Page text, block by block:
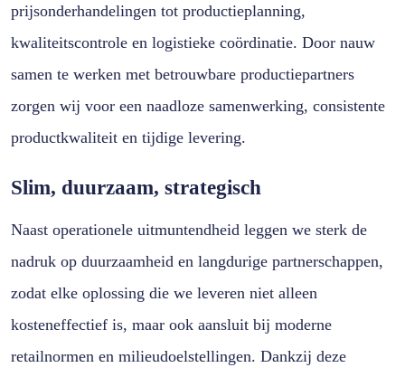
prijsonderhandelingen tot productieplanning,
kwaliteitscontrole en logistieke coördinatie. Door nauw
samen te werken met betrouwbare productiepartners
zorgen wij voor een naadloze samenwerking, consistente
productkwaliteit en tijdige levering.
Slim, duurzaam, strategisch
Naast operationele uitmuntendheid leggen we sterk de
nadruk op duurzaamheid en langdurige partnerschappen,
zodat elke oplossing die we leveren niet alleen
kosteneffectief is, maar ook aansluit bij moderne
retailnormen en milieudoelstellingen. Dankzij deze